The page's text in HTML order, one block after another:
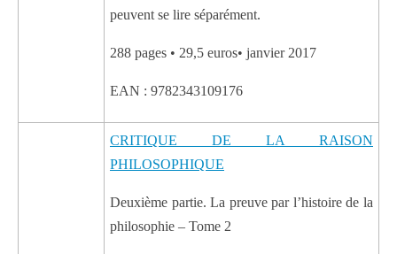
peuvent se lire séparément.
288 pages • 29,5 euros• janvier 2017
EAN : 9782343109176
CRITIQUE DE LA RAISON
PHILOSOPHIQUE
Deuxième partie. La preuve par l’histoire de la
philosophie – Tome 2